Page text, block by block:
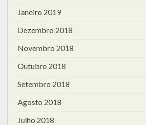
Janeiro 2019
Dezembro 2018
Novembro 2018
Outubro 2018
Setembro 2018
Agosto 2018
Julho 2018